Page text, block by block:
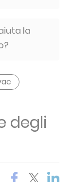
la
degli